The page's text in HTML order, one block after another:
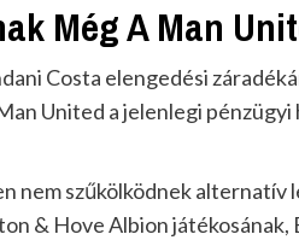
Még A Man
Costa elengedési
United a jelenlegi
nem szűkölködnek alternatív
& Hove Albion